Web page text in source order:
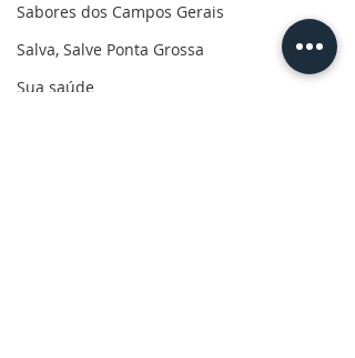
Sabores dos Campos Gerais
Salva, Salve Ponta Grossa
Sua saúde